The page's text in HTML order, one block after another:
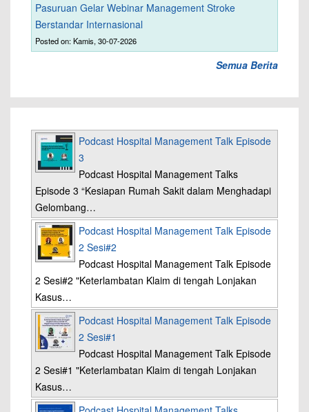
Pasuruan Gelar Webinar Management Stroke
Berstandar Internasional
Posted on: Kamis, 30-07-2026
Semua Berita
Podcast Hospital Management Talk Episode
3
Podcast Hospital Management Talks
Episode 3 “Kesiapan Rumah Sakit dalam Menghadapi
Gelombang…
Podcast Hospital Management Talk Episode
2 Sesi#2
Podcast Hospital Management Talk Episode
2 Sesi#2 "Keterlambatan Klaim di tengah Lonjakan
Kasus…
Podcast Hospital Management Talk Episode
2 Sesi#1
Podcast Hospital Management Talk Episode
2 Sesi#1 "Keterlambatan Klaim di tengah Lonjakan
Kasus…